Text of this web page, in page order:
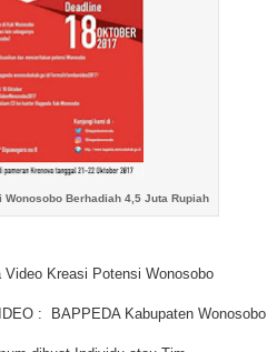
Berhadiah 4,5 Juta Rupiah
Kreasi Potensi Wonosobo
: BAPPEDA Kabupaten Wonosobo